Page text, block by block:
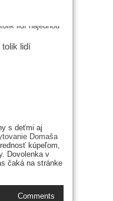
lidí
s deťmi aj
Domaša
kúpeľom,
. Dovolenka v
čaká na stránke
Comments